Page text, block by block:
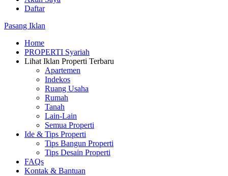
Daftar
Pasang Iklan
Home
PROPERTI Syariah
Lihat Iklan Properti Terbaru
Apartemen
Indekos
Ruang Usaha
Rumah
Tanah
Lain-Lain
Semua Properti
Ide & Tips Properti
Tips Bangun Properti
Tips Desain Properti
FAQs
Kontak & Bantuan